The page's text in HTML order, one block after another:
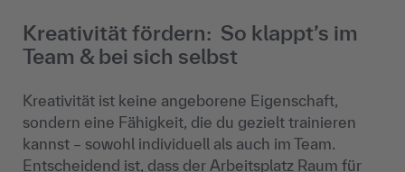
Kreativität fördern: So klappt’s im
Team & bei sich selbst
Kreativität ist keine angeborene Eigenschaft,
sondern eine Fähigkeit, die du gezielt trainieren
kannst – sowohl individuell als auch im Team.
Entscheidend ist, dass der Arbeitsplatz Raum für